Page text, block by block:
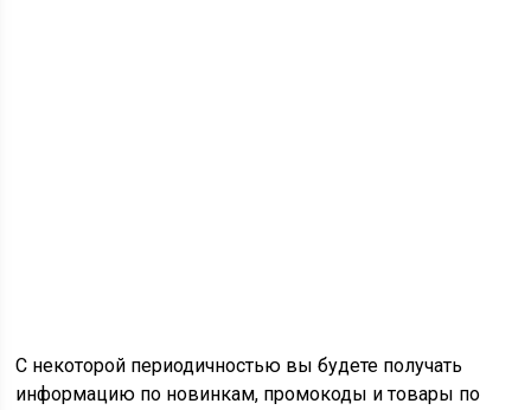
С некоторой периодичностью вы будете получать
информацию по новинкам, промокоды и товары по